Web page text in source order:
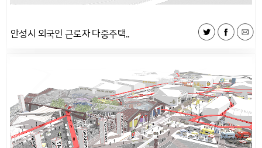
안성시 외국인 근로자 다중주택..